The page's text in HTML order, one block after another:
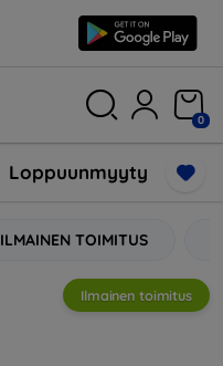
0
Loppuunmyyty
ILMAINEN TOIMITUS
Ilmainen toimitus